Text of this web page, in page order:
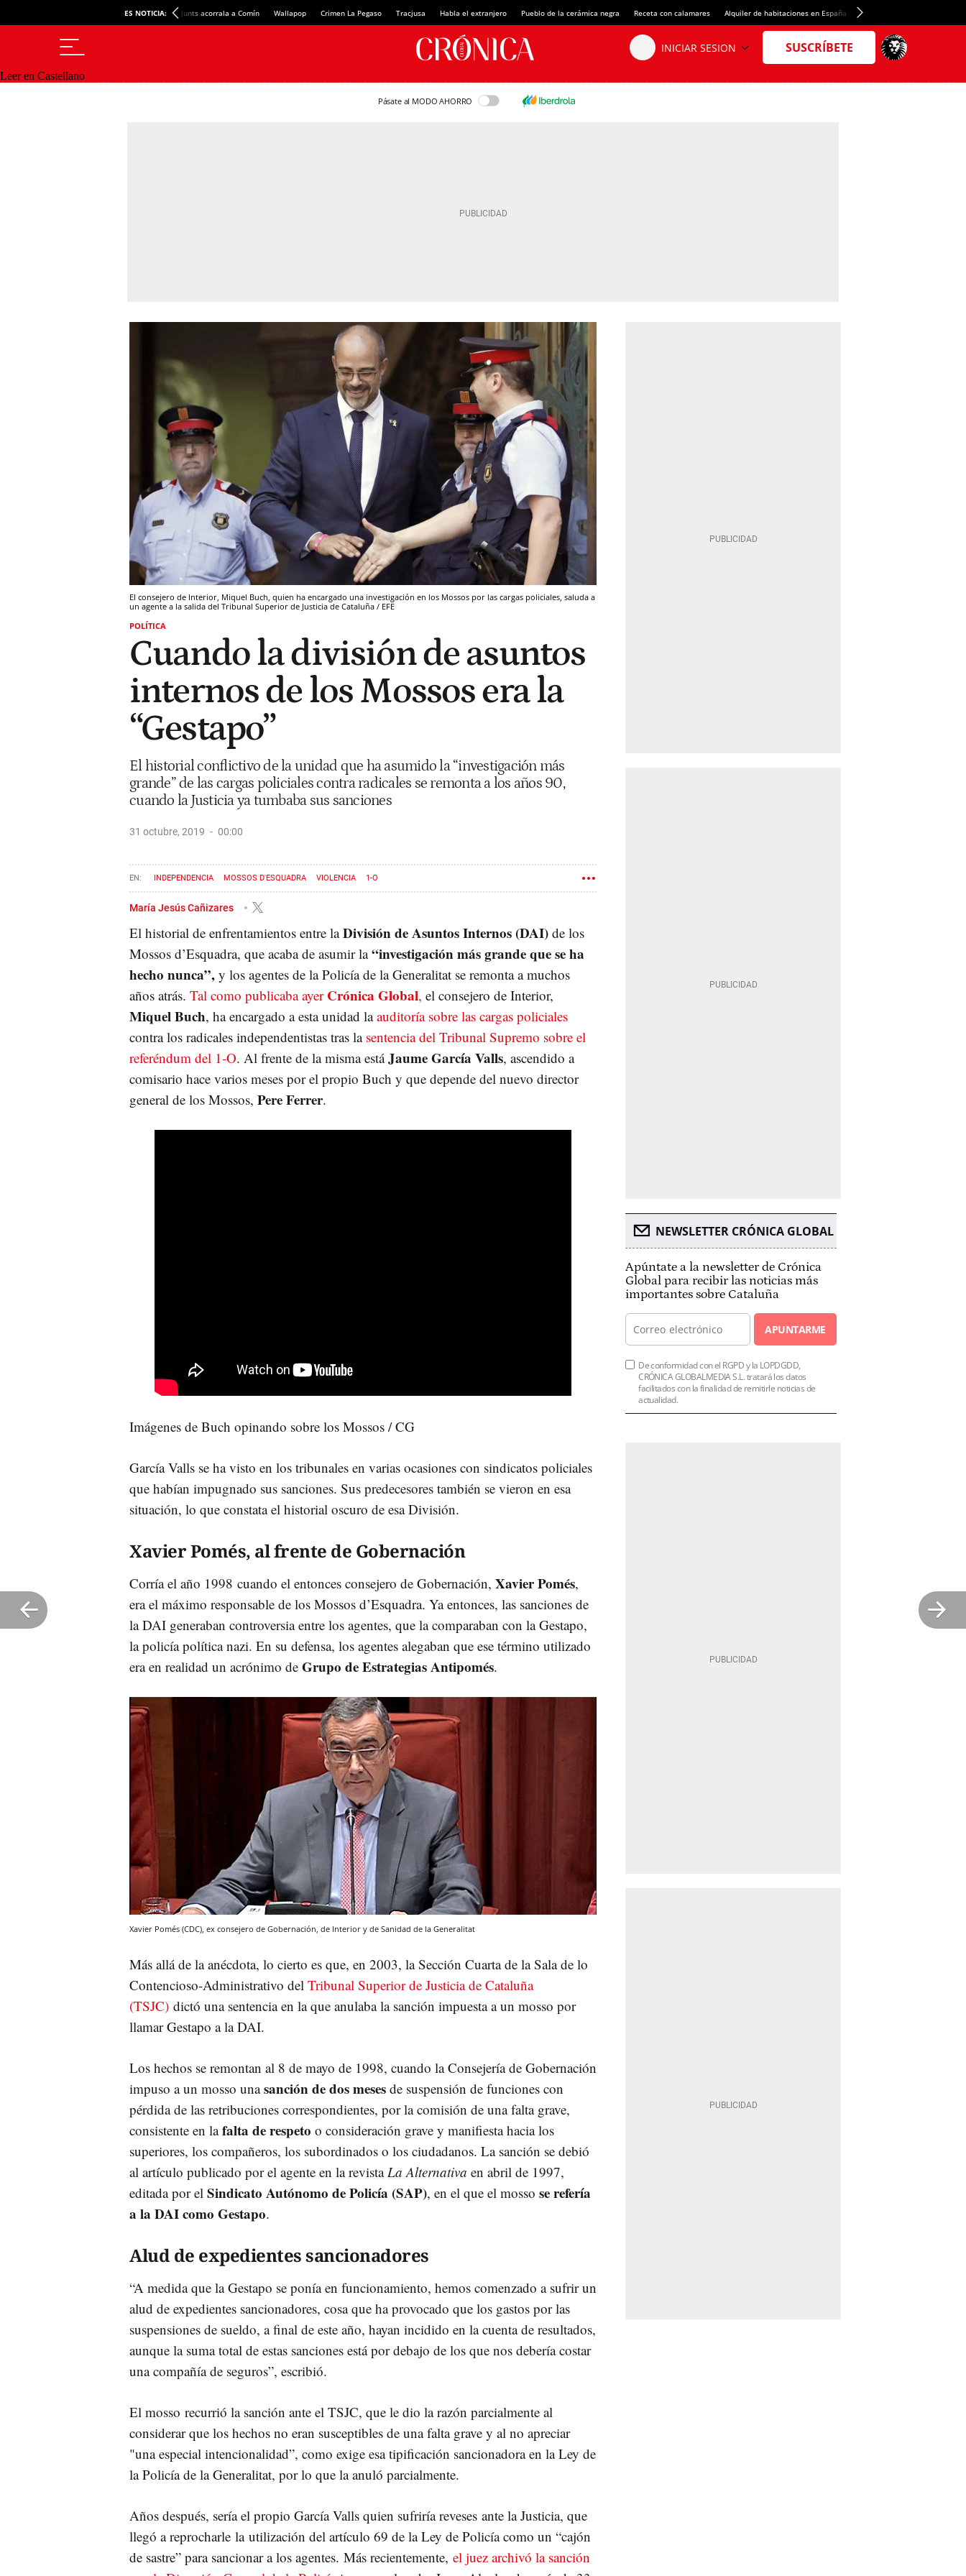
ES NOTICIA: Junts acorrala a Comín Wallapop Crimen La Pegaso Tracjusa Habla el extranjero Pueblo de la cerámica negra Receta con calamares Alquiler de habitaciones en España Crédito del Spotify Camp Nou
Leer en Castellano
Pásate al MODO AHORRO
El consejero de Interior, Miquel Buch, quien ha encargado una investigación en los Mossos por las cargas policiales, saluda a
un agente a la salida del Tribunal Superior de Justicia de Cataluña / EFE
POLÍTICA
Cuando la división de asuntos
internos de los Mossos era la
“Gestapo”
El historial conflictivo de la unidad que ha asumido la “investigación más
grande” de las cargas policiales contra radicales se remonta a los años 90,
cuando la Justicia ya tumbaba sus sanciones
31 octubre, 2019 00:00
INDEPENDENCIA MOSSOS D'ESQUADRA VIOLENCIA 1-O
María Jesús Cañizares
El historial de enfrentamientos entre laDivisión de Asuntos Internos (DAI) de los
Mossos d’Esquadra, que acaba de asumir la“investigación más grande que se ha
hecho nunca”, y los agentes de la Policía de la Generalitat se remonta a muchos
años atrás. Tal como publicaba ayer Crónica Global, el consejero de Interior,
Miquel Buch, ha encargado a esta unidad laauditoría sobre las cargas policiales
contra los radicales independentistas tras la sentencia del Tribunal Supremo sobre el
referéndum del 1-O. Al frente de la misma estáJaume García Valls, ascendido a
comisario hace varios meses por el propio Buch y que depende del nuevo director
general de los Mossos, Pere Ferrer.
Imágenes de Buch opinando sobre los Mossos / CG
García Valls se ha visto en los tribunales en varias ocasiones con sindicatos policiales
que habían impugnado sus sanciones. Sus predecesores también se vieron en esa
situación, lo que constata el historial oscuro de esa División.
Xavier Pomés, al frente de Gobernación
Corría el año 1998 cuando el entonces consejero de Gobernación, Xavier Pomés,
era el máximo responsable de los Mossos d’Esquadra. Ya entonces, las sanciones de
la DAI generaban controversia entre los agentes, que la comparaban con la Gestapo,
la policía política nazi. En su defensa, los agentes alegaban que ese término utilizado
era en realidad un acrónimo de Grupo de Estrategias Antipomés.
Xavier Pomés (CDC), ex consejero de Gobernación, de Interior y de Sanidad de la Generalitat
Más allá de la anécdota, lo cierto es que, en 2003, la Sección Cuarta de la Sala de lo
Contencioso-Administrativo del Tribunal Superior de Justicia de Cataluña
(TSJC) dictó una sentencia en la que anulaba la sanción impuesta a un mosso por
llamar Gestapo a la DAI.
Los hechos se remontan al 8 de mayo de 1998, cuando la Consejería de Gobernación
impuso a un mosso unasanción de dos meses de suspensión de funciones con
pérdida de las retribuciones correspondientes, por la comisión de una falta grave,
consistente en lafalta de respeto o consideración grave y manifiesta hacia los
superiores, los compañeros, los subordinados o los ciudadanos. La sanción se debió
al artículo publicado por el agente en la revistaLa Alternativa en abril de 1997,
editada por el Sindicato Autónomo de Policía (SAP), en el que el mosso se refería
a la DAI como Gestapo.
Alud de expedientes sancionadores
“A medida que la Gestapo se ponía en funcionamiento, hemos comenzado a sufrir un
alud de expedientes sancionadores, cosa que ha provocado que los gastos por las
suspensiones de sueldo, a final de este año, hayan incidido en la cuenta de resultados,
aunque la suma total de estas sanciones está por debajo de los que nos debería costar
una compañía de seguros”, escribió.
El mosso recurrió la sanción ante el TSJC, que le dio la razón parcialmente al
considerar que los hechos no eran susceptibles de una falta grave y al no apreciar
"una especial intencionalidad”, como exige esa tipificación sancionadora en la Ley de
la Policía de la Generalitat, por lo que la anuló parcialmente.
Años después, sería el propio García Valls quien sufriría reveses ante la Justicia, que
llegó a reprocharle la utilización del artículo 69 de la Ley de Policía como un “cajón
de sastre” para sancionar a los agentes. Más recientemente, el juez archivó la sanción
NEWSLETTER CRÓNICA GLOBAL
Apúntate a la newsletter de Crónica
Global para recibir las noticias más
importantes sobre Cataluña
APUNTARME
De conformidad con el RGPD y la LOPDGDD,
CRÓNICA GLOBALMEDIA S.L. tratará los datos
facilitados con la finalidad de remitirle noticias de
actualidad.